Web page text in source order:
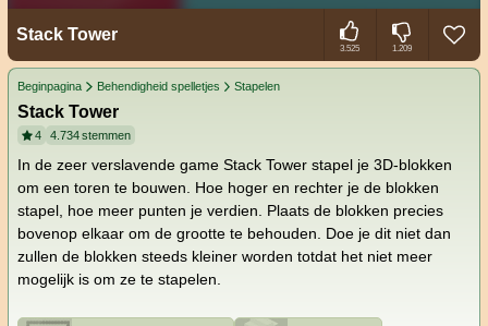
Stack Tower
3.525 1.209
Beginpagina Behendigheid spelletjes Stapelen
Stack Tower
4 4.734stemmen
In de zeer verslavende game Stack Tower stapel je 3D-blokken
om een toren te bouwen. Hoe hoger en rechter je de blokken
stapel, hoe meer punten je verdien. Plaats de blokken precies
bovenop elkaar om de grootte te behouden. Doe je dit niet dan
zullen de blokken steeds kleiner worden totdat het niet meer
mogelijk is om ze te stapelen.